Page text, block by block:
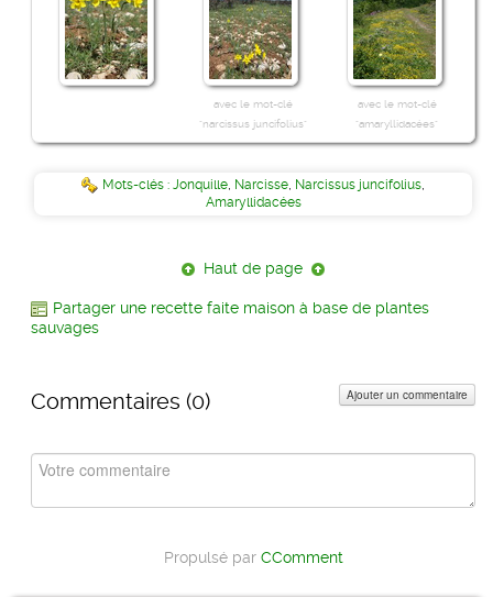
avec le mot-clé
"narcissus juncifolius"
avec le mot-clé
"amaryllidacées"
Mots-clés : Jonquille, Narcisse, Narcissus juncifolius,
Amaryllidacées
Haut de page
Partager une recette faite maison à base de plantes
sauvages
Commentaires (0) Ajouter un commentaire
Propulsé par CComment